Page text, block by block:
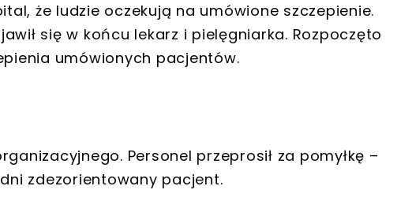
że ludzie oczekują na umówione szczepienie.
się w końcu lekarz i pielęgniarka. Rozpoczęto
umówionych pacjentów.
Personel przeprosił za pomyłkę –
zdezorientowany pacjent.